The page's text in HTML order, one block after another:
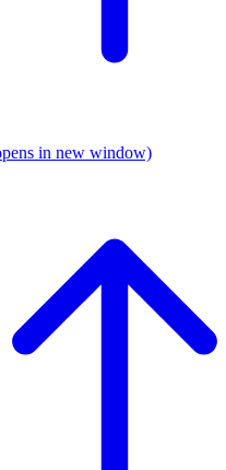
in new window)